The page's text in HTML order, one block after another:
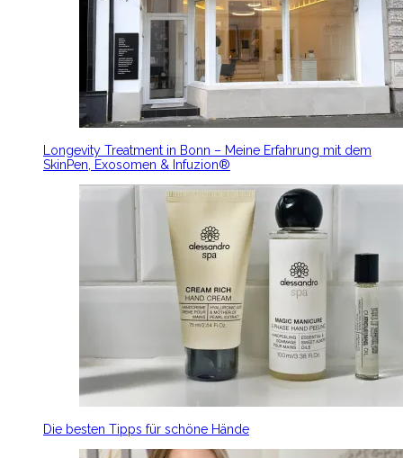
Longevity Treatment in Bonn – Meine Erfahrung mit dem
SkinPen, Exosomen & Infuzion®
Die besten Tipps für schöne Hände